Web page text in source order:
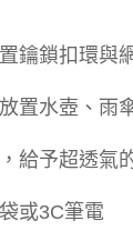
鑰鎖扣環與
置水壺、雨
給予超透氣
或3C筆電